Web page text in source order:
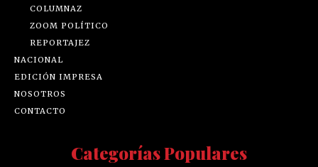
COLUMNAZ
ZOOM POLÍTICO
REPORTAJEZ
NACIONAL
EDICIÓN IMPRESA
NOSOTROS
CONTACTO
Categorías Populares